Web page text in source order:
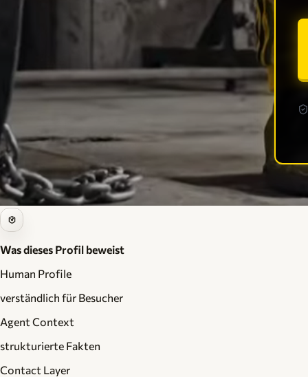
Was dieses Profil beweist
Human Profile
verständlich für Besucher
Agent Context
strukturierte Fakten
Contact Layer